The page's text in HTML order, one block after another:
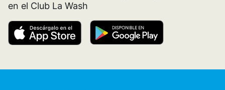
en el Club La Wash